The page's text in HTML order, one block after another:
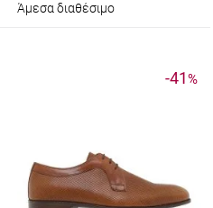
Άμεσα διαθέσιμο
-41%